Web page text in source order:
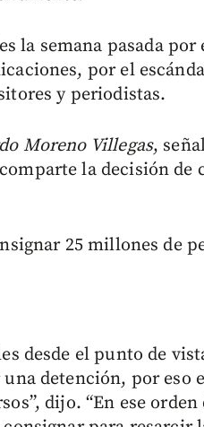
la semana pasada
por el
y periodistas.
Moreno Villegas,
la decisión
25 millones de
desde el punto de
detención, por eso
dijo. “En ese